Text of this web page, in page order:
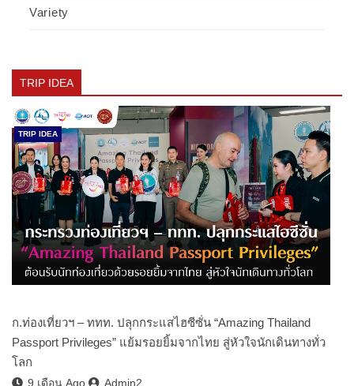
Variety
TRIP IDEA
TRIP IDEA
ก.ท่องเที่ยวฯ – ททท. ปลุกกระแสไฮซีซั่น “Amazing Thailand
Passport Privileges” แย้มรอยยิ้มจากไทย สู่หัวใจนักเดินทางทั่ว
โลก
9 เดือน Ago Admin2